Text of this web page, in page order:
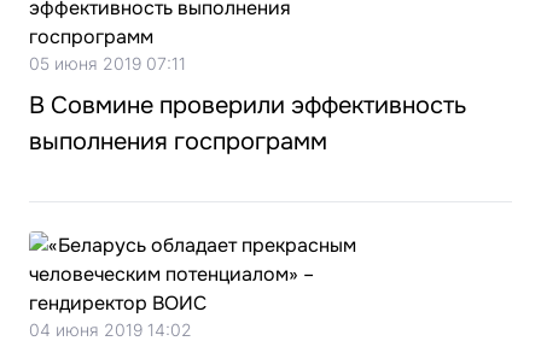
05 июня 2019 07:11
В Совмине проверили эффективность
выполнения госпрограмм
04 июня 2019 14:02